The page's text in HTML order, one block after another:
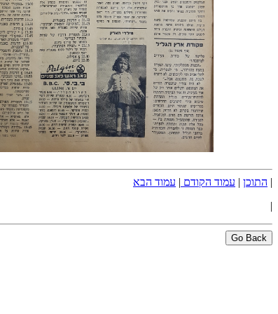
| התוכן | עמוד הקודם | עמוד הבא
|
Go Back